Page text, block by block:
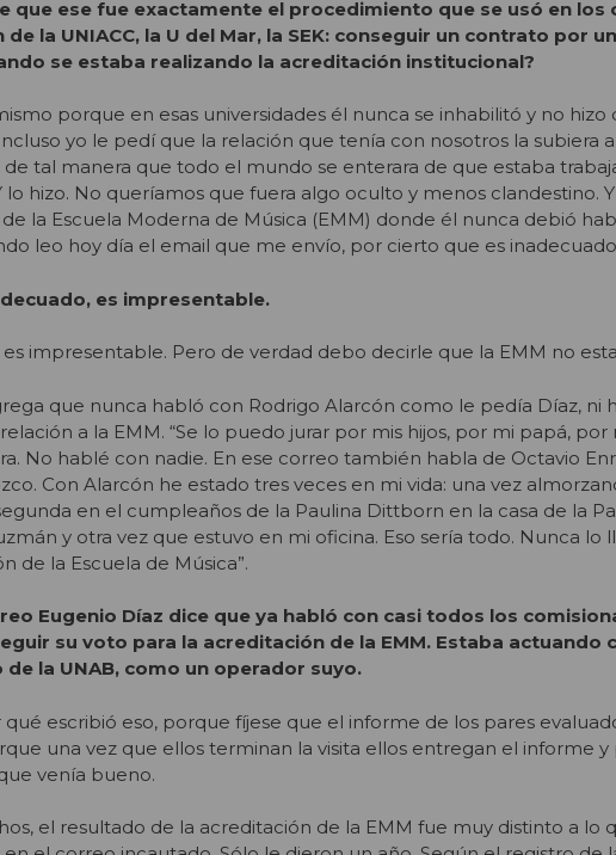
que ese fue exactamente el procedimiento que se usó en los
de la UNIACC, la U del Mar, la SEK: conseguir un contrato por
se estaba realizando la acreditación institucional?
porque en esas universidades él nunca se inhabilitó y no hizo
yo le pedí que la relación que tenía con nosotros la subiera
de tal manera que todo el mundo se enterara de que estaba
lo hizo. No queríamos que fuera algo oculto y menos clandestino.
la Escuela Moderna de Música (EMM) donde él nunca debió
leo hoy día el email que me envío, por cierto que es
es impresentable.
es impresentable. Pero de verdad debo decirle que la EMM no
que nunca habló con Rodrigo Alarcón como le pedía Díaz, ni
a la EMM. “Se lo puedo jurar por mis hijos, por mi papá,
No hablé con nadie. En ese correo también habla de Octavio
Con Alarcón he estado tres veces en mi vida: una vez
en el cumpleaños de la Paulina Dittborn en la casa de la
y otra vez que estuvo en mi oficina. Eso sería todo. Nunca lo
de la Escuela de Música”.
Eugenio Díaz dice que ya habló con casi todos los
su voto para la acreditación de la EMM. Estaba actuando
de la UNAB, como un operador suyo.
qué escribió eso, porque fíjese que el informe de los pares
una vez que ellos terminan la visita ellos entregan el informe y
venía bueno.
el resultado de la acreditación de la EMM fue muy distinto a lo